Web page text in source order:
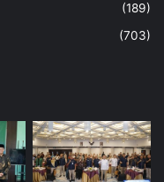
(189)
(703)